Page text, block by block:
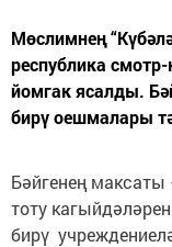
Мөслимнең
республика
йомгак ясалды.
бирү оешмалары
Бәйгенең
тоту
бирү